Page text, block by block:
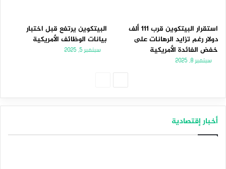
استقرار البيتكوين قرب 111 ألف
دولار رغم تزايد الرهانات على
خفض الفائدة الأمريكية
سبتمبر 8, 2025
البيتكوين يرتفع قبل اختبار
بيانات الوظائف الأمريكية
سبتمبر 5, 2025
أخبار إقتصادية